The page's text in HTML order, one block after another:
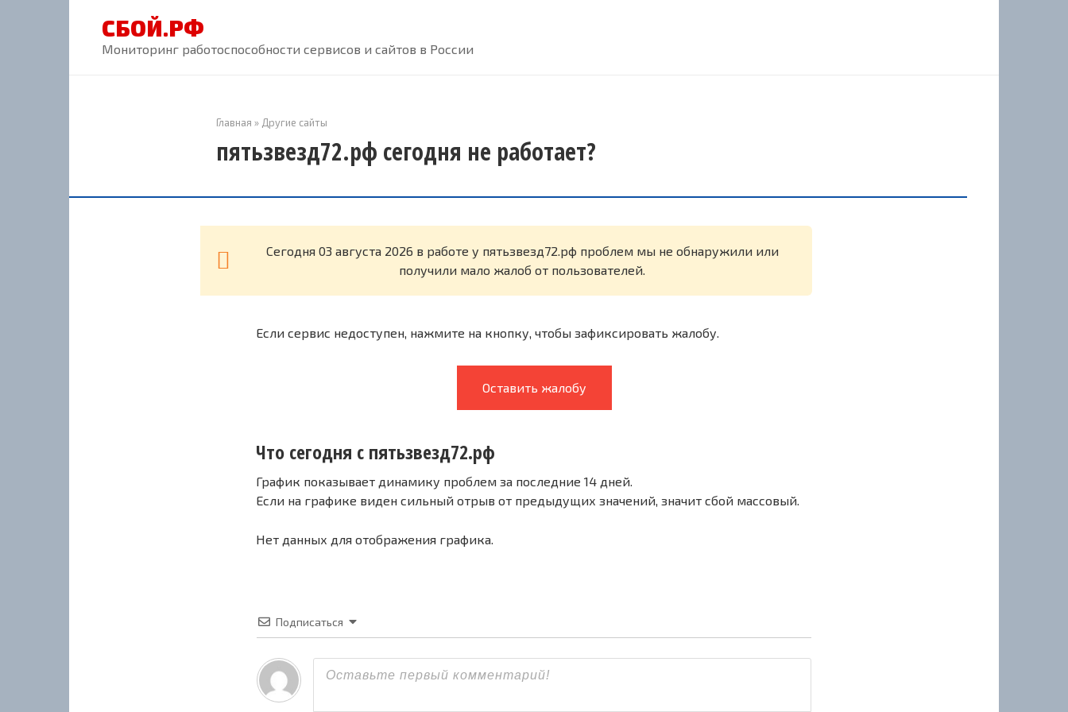
СБОЙ.РФ
Мониторинг работоспособности сервисов и сайтов в России
Главная » Другие сайты
пятьзвезд72.рф сегодня не работает?
Cегодня 03 августа 2026 в работе у пятьзвезд72.рф проблем мы не обнаружили или
получили мало жалоб от пользователей.
Если сервис недоступен, нажмите на кнопку, чтобы зафиксировать жалобу.
Оставить жалобу
Что сегодня с пятьзвезд72.рф
График показывает динамику проблем за последние 14 дней.
Если на графике виден сильный отрыв от предыдущих значений, значит сбой массовый.
Нет данных для отображения графика.
Подписаться